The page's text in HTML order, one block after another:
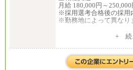
月給 180,000円～250,000
※採用選考合格後の採用
※勤務地によって異なり
月給 200,000円～250,000
入社時の処遇は経験・
より決定します。
+ 続